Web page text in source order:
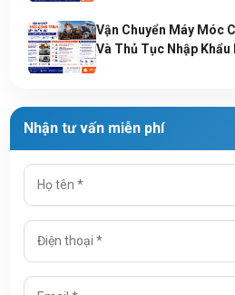
Vận Chuyển Máy Móc
Và Thủ Tục Nhập
Nhận tư vấn miễn phí